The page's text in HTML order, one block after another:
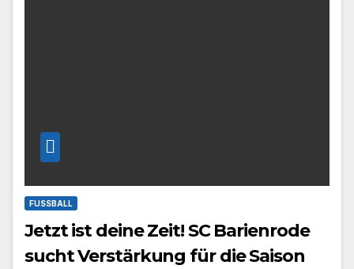
FUSSBALL
Jetzt ist deine Zeit! SC Barienrode
sucht Verstärkung für die Saison